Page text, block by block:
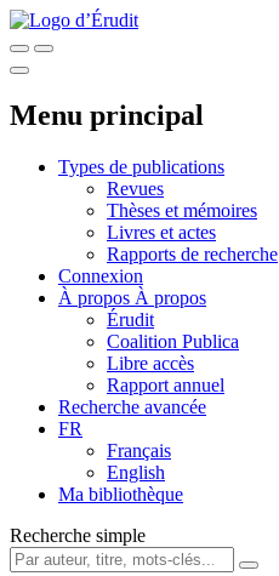
Menu principal
Types de publications
Revues
Thèses et mémoires
Livres et actes
Rapports de recherche
Connexion
À propos À propos
Érudit
Coalition Publica
Libre accès
Rapport annuel
Recherche avancée
FR
Français
English
Ma bibliothèque
Recherche simple